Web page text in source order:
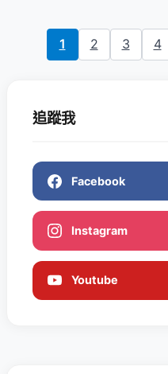
1 2 3 4
追蹤我
Facebook
Instagram
Youtube